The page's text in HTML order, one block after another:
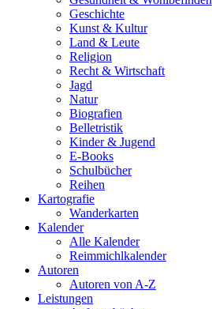
Geschichte
Kunst & Kultur
Land & Leute
Religion
Recht & Wirtschaft
Jagd
Natur
Biografien
Belletristik
Kinder & Jugend
E-Books
Schulbücher
Reihen
Kartografie
Wanderkarten
Kalender
Alle Kalender
Reimmichlkalender
Autoren
Autoren von A-Z
Leistungen